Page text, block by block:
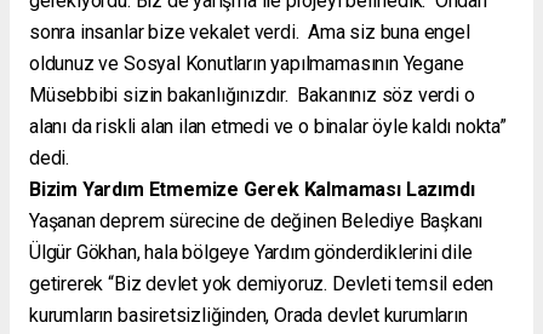
sonra insanlar bize vekalet verdi. Ama siz buna engel
oldunuz ve Sosyal Konutların yapılmamasının Yegane
Müsebbibi sizin bakanlığınızdır. Bakanınız söz verdi o
alanı da riskli alan ilan etmedi ve o binalar öyle kaldı nokta”
dedi.
Bizim Yardım Etmemize Gerek Kalmaması Lazımdı
Yaşanan deprem sürecine de değinen Belediye Başkanı
Ülgür Gökhan, hala bölgeye Yardım gönderdiklerini dile
getirerek “Biz devlet yok demiyoruz. Devleti temsil eden
kurumların basiretsizliğinden, Orada devlet kurumların